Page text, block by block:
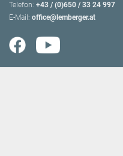
Telefon: +43 / (0)650 / 33 24 997
E-Mail: office@lemberger.at